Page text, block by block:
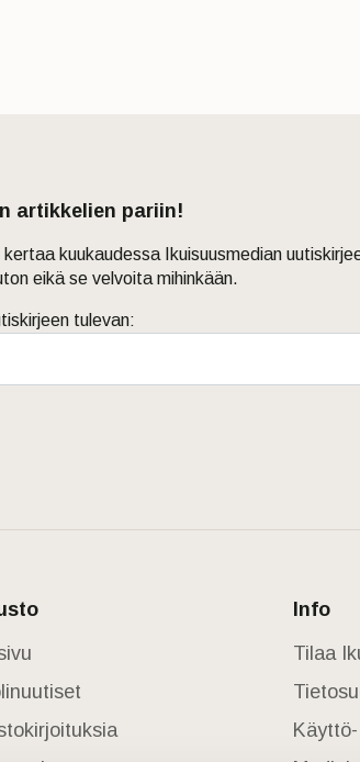
artikkelien pariin!
kuukaudessa Ikuisuusmedian
eikä se velvoita mihinkään.
tulevan:
Info
Tilaa